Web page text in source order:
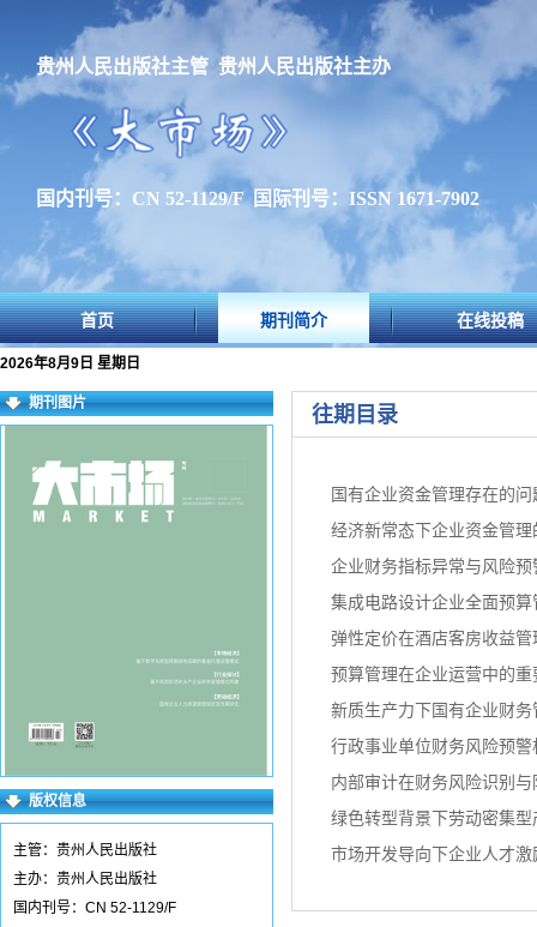
贵州人民出版社主管 贵州人民出版社主办
国内刊号：CN 52-1129/F 国际刊号：ISSN 1671-7902
首页 期刊简介 在线投稿
2026年8月9日 星期日
期刊图片
版权信息
主管：贵州人民出版社
主办：贵州人民出版社
国内刊号：CN 52-1129/F
往期目录
国有企业资金管理存在的
经济新常态下企业资金管
企业财务指标异常与风险
集成电路设计企业全面预
弹性定价在酒店客房收益
预算管理在企业运营中的
新质生产力下国有企业财
行政事业单位财务风险预
内部审计在财务风险识别
绿色转型背景下劳动密集
市场开发导向下企业人才